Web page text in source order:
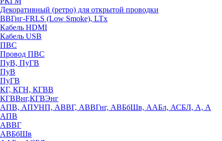
Декоративный (ретро) для открытой проводки
ВВГнг-FRLS (Low Smoke), LTx
Кабель HDMI
Кабель USB
ПВС
Провод ПВС
ПуВ, ПуГВ
ПуВ
ПуГВ
КГ, КГН, КГВВ
КГВВнг,КГВЭнг
АПВ, АПУНП, АВВГ, АВВГнг, АВБбШв, ААБл, АСБЛ, А, А
АПВ
АВВГ
АВБбШв